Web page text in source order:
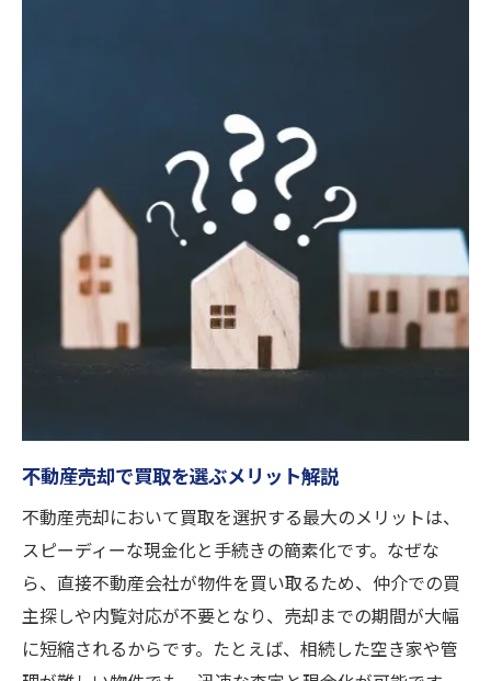
不動産売却で知っておきたい流れまとめ
買取と売却の違いを知り最適な選択を
不動産売却と買取の違いを分かりやすく
茨木市で選ばれる不動産売却の理由
買取と売却どちらが自分に合うか徹底比較
不動産売却の流れと買取の特徴を知る
売却方法で変わるメリットと注意点
築年数で変わる不動産売却のコツを解説
築年数ごとの不動産売却の注目ポイント
茨木市で築浅物件を売却する際のコツ
築年数別で変わる不動産売却戦略とは
不動産売却価格への築年数影響を解説
築古物件の不動産売却で大切な準備
築年数と不動産売却の相場理解の重要性
不動産売却で買取を選ぶメリット解説
不動産売却において買取を選択する最大のメリットは、
スピーディーな現金化と手続きの簡素化です。なぜな
ら、直接不動産会社が物件を買い取るため、仲介での買
主探しや内覧対応が不要となり、売却までの期間が大幅
に短縮されるからです。たとえば、相続した空き家や管